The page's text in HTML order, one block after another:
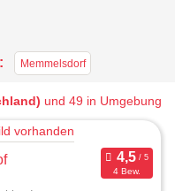
Memmelsdorf
und 49 in Umgebung
4 Bew.